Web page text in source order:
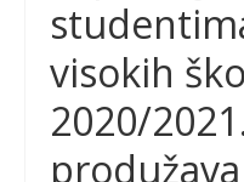
visokih
2020/